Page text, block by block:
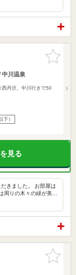
お気に入
りに追加
中川温泉
西丹沢、中川行きで50
下）
見る
きました。 お部屋は
周りの木々の緑が美…
お気に入
りに追加